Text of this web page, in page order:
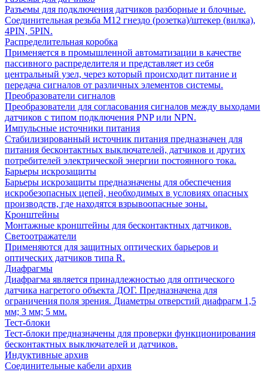
Разъемы для подключения датчиков разборные и блочные.
Соединительная резьба М12 гнездо (розетка)/штекер (вилка),
4PIN, 5PIN.
Распределительная коробка
Применяется в промышленной автоматизации в качестве
пассивного распределителя и представляет из себя
центральный узел, через который происходит питание и
передача сигналов от различных элементов системы.
Преобразователи сигналов
Преобразователи для согласования сигналов между выходами
датчиков с типом подключения PNP или NPN.
Импульсные источники питания
Стабилизированный источник питания предназначен для
питания бесконтактных выключателей, датчиков и других
потребителей электрической энергии постоянного тока.
Барьеры искрозащиты
Барьеры искрозащиты предназначены для обеспечения
искробезопасных цепей, необходимых в условиях опасных
производств, где находятся взрывоопасные зоны.
Кронштейны
Монтажные кронштейны для бесконтактных датчиков.
Светоотражатели
Применяются для защитных оптических барьеров и
оптических датчиков типа R.
Диафрагмы
Диафрагма является принадлежностью для оптического
датчика нагретого объекта ДОГ. Предназначена для
ограничения поля зрения. Диаметры отверстий диафрагм 1,5
мм; 3 мм; 5 мм.
Тест-блоки
Тест-блоки предназначены для проверки функционирования
бесконтактных выключателей и датчиков.
Индуктивные архив
Соединительные кабели архив